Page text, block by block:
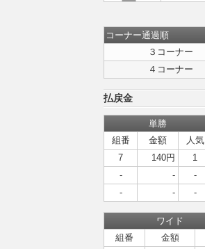
コーナー通過順
３コーナー
４コーナー
払戻金
単勝
組番
金額 人気
7
140円 1
-
- -
-
- -
ワイド
組番
金額